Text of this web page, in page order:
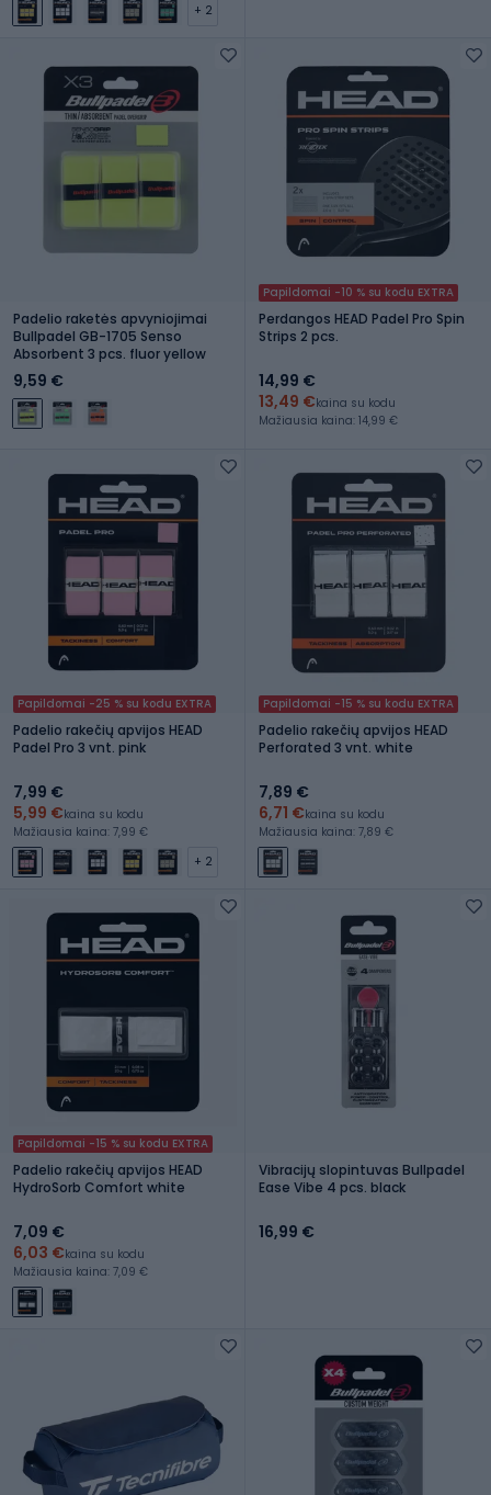
+ 2
Padelio raketės apvyniojimai
Bullpadel GB-1705 Senso
Absorbent 3 pcs. fluor yellow
9,59 €
Papildomai -10 % su kodu EXTRA
Perdangos HEAD Padel Pro Spin
Strips 2 pcs.
14,99 €
13,49 €kaina su kodu
Mažiausia kaina: 14,99 €
Papildomai -25 % su kodu EXTRA
Padelio rakečių apvijos HEAD
Padel Pro 3 vnt. pink
7,99 €
5,99 €kaina su kodu
Mažiausia kaina: 7,99 €
+ 2
Papildomai -15 % su kodu EXTRA
Padelio rakečių apvijos HEAD
Perforated 3 vnt. white
7,89 €
6,71 €kaina su kodu
Mažiausia kaina: 7,89 €
Papildomai -15 % su kodu EXTRA
Padelio rakečių apvijos HEAD
HydroSorb Comfort white
7,09 €
6,03 €kaina su kodu
Mažiausia kaina: 7,09 €
Vibracijų slopintuvas Bullpadel
Ease Vibe 4 pcs. black
16,99 €